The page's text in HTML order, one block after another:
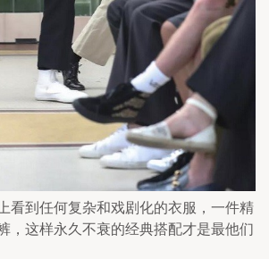
看到任何复杂和戏剧化的衣服，一件精
，这样永久不衰的经典搭配才是最他们